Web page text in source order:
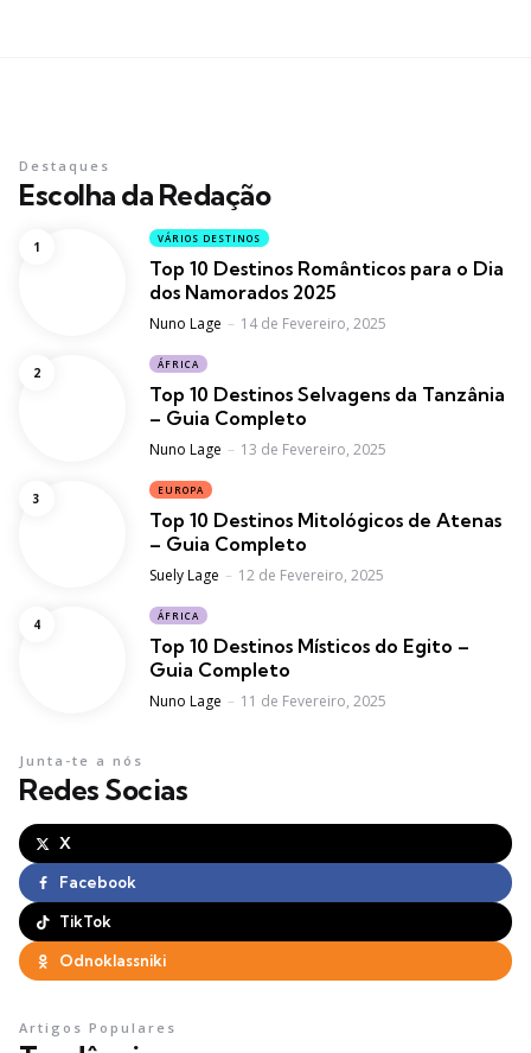
Escolha da Redação
Destaques
VÁRIOS DESTINOS
Top 10 Destinos Românticos para o Dia
dos Namorados 2025
Posted
Nuno Lage 14 de Fevereiro, 2025
ÁFRICA
Top 10 Destinos Selvagens da Tanzânia
– Guia Completo
Posted
Nuno Lage 13 de Fevereiro, 2025
EUROPA
Top 10 Destinos Mitológicos de Atenas
– Guia Completo
Posted
Suely Lage 12 de Fevereiro, 2025
ÁFRICA
Top 10 Destinos Místicos do Egito –
Guia Completo
Posted
Nuno Lage 11 de Fevereiro, 2025
Redes Socias
Junta-te a nós
X
Facebook
TikTok
Odnoklassniki
Artigos Populares